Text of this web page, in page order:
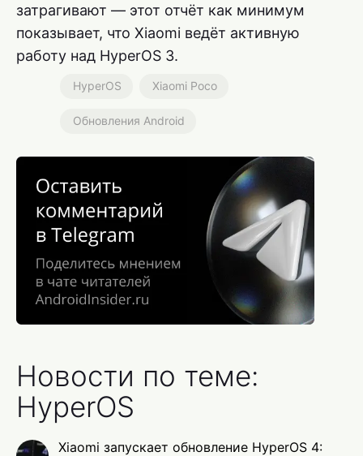
затрагивают — этот отчёт как минимум
показывает, что Xiaomi ведёт активную
работу над HyperOS 3.
HyperOS Xiaomi Poco
Обновления Android
Новости по теме:
HyperOS
Xiaomi запускает обновление HyperOS 4: